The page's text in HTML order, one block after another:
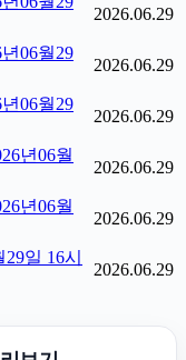
2026.06.29
06월29
2026.06.29
06월29
2026.06.29
년06월
2026.06.29
년06월
2026.06.29
일 16시
2026.06.29